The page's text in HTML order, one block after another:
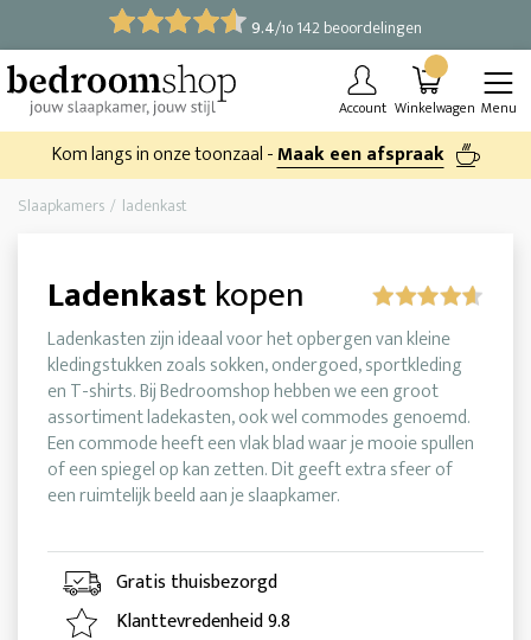
9.4/10 142 beoordelingen
Account Winkelwagen Menu
Kom langs in onze toonzaal -Maak een afspraak
Slaapkamers ladenkast
Ladenkastkopen
Ladenkasten zijn ideaal voor het opbergen van kleine
kledingstukken zoals sokken, ondergoed, sportkleding
en T-shirts. Bij Bedroomshop hebben we een groot
assortiment ladekasten, ook wel commodes genoemd.
Een commode heeft een vlak blad waar je mooie spullen
of een spiegel op kan zetten. Dit geeft extra sfeer of
een ruimtelijk beeld aan je slaapkamer.
Gratis thuisbezorgd
Klanttevredenheid 9.8